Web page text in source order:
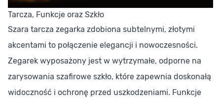
Tarcza, Funkcje oraz Szkło
Szara tarcza zegarka zdobiona subtelnymi, złotymi
akcentami to połączenie elegancji i nowoczesności.
Zegarek wyposażony jest w wytrzymałe, odporne na
zarysowania szafirowe szkło, które zapewnia doskonałą
widoczność i ochronę przed uszkodzeniami. Funkcje